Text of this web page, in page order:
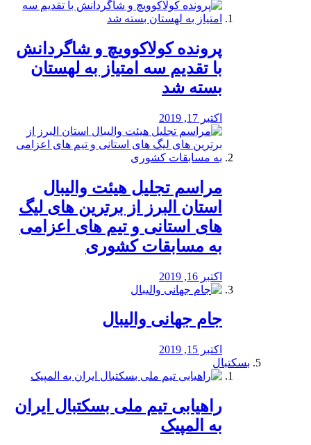
پرونده کولاکوویچ و شاگردانش
با تقدیم سه امتیاز به لهستان
بسته شد
اکتبر 17, 2019
مراسم تجلیل هیئت والیبال
استان البرز از برترین های لیگ
های استانی و تیم های اعزامی
به مسابقات کشوری
اکتبر 16, 2019
جام جهانی والیبال
اکتبر 15, 2019
بسکتبال
راهیابی تیم ملی بسکتبال ایران
به المپیک